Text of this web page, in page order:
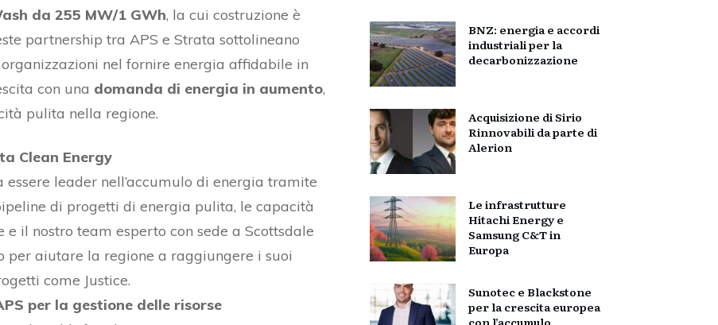
da 255 MW/1 GWh, la cui costruzione è
partnership tra APS e Strata sottolineano
nel fornire energia affidabile in
con una domanda di energia in aumento,
pulita nella regione.
Clean Energy
leader nell’accumulo di energia tramite
di progetti di energia pulita, le capacità
il nostro team esperto con sede a Scottsdale
per aiutare la regione a raggiungere i suoi
come Justice.
per la gestione delle risorse
BNZ: energia e accordi
industriali per la
decarbonizzazione
Acquisizione di Sirio
Rinnovabili da parte di
Alerion
Le infrastrutture
Hitachi Energy e
Samsung C&T in
Europa
Sunotec e Blackstone
per la crescita europea
con l’accumulo